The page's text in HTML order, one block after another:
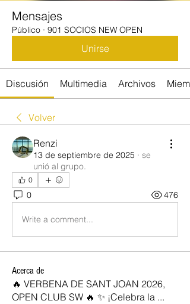
Mensajes
Público · 901 SOCIOS NEW OPEN
Unirse
Discusión Multimedia Archivos
Volver
Renzi
13 de septiembre de 2025 · se
unió al grupo.
0
0 476
Write a comment...
Acerca de
🔥 VERBENA DE SANT JOAN 2026,
OPEN CLUB SW 🔥 ✨ ¡Celebra la ...